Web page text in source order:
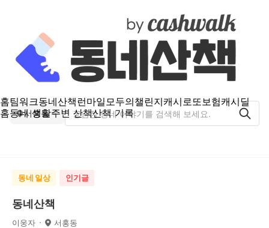
홈팀워크동네산책런마일모두의챌린지캐시로또보험캐시딜
홈동네 생활주변 산책산책 기록
서홍동
동네 일상 인기글
동네산책
이웅자 서홍동